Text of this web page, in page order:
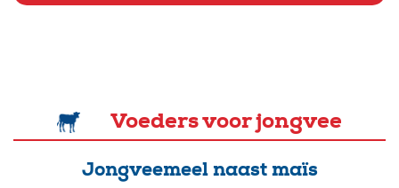
Voeders voor jongvee
Jongveemeel naast maïs